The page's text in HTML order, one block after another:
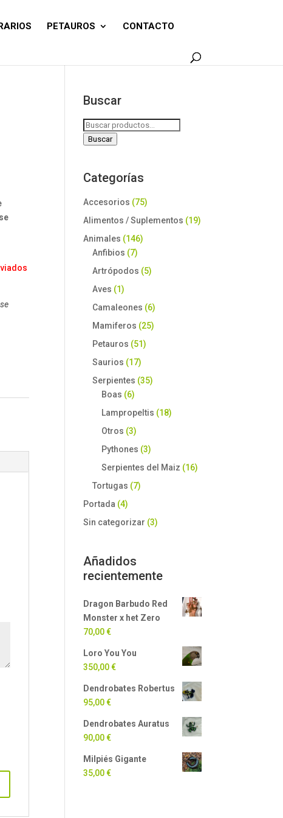
PETAUROS CONTACTO
Buscar
Buscar
por:
Buscar
Categorías
Accesorios (75)
Alimentos / Suplementos (19)
Animales (146)
Anfibios (7)
Artrópodos (5)
Aves (1)
Camaleones (6)
Mamiferos (25)
Petauros (51)
Saurios (17)
Serpientes (35)
Boas (6)
Lampropeltis (18)
Otros (3)
Pythones (3)
Serpientes del Maiz (16)
Tortugas (7)
Portada (4)
Sin categorizar (3)
Añadidos
recientemente
Dragon Barbudo Red
Monster x het Zero
70,00€
Loro You You
350,00€
Dendrobates Robertus
95,00€
Dendrobates Auratus
90,00€
Milpiés Gigante
35,00€